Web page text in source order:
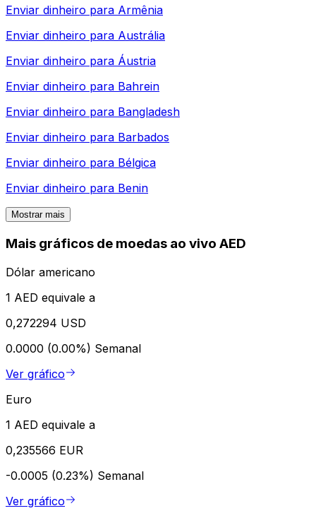
Enviar dinheiro para Armênia
Enviar dinheiro para Austrália
Enviar dinheiro para Áustria
Enviar dinheiro para Bahrein
Enviar dinheiro para Bangladesh
Enviar dinheiro para Barbados
Enviar dinheiro para Bélgica
Enviar dinheiro para Benin
Mostrar mais
Mais gráficos de moedas ao vivo AED
Dólar americano
1 AED equivale a
0,272294 USD
0.0000 (0.00%) Semanal
Ver gráfico
Euro
1 AED equivale a
0,235566 EUR
-0.0005 (0.23%) Semanal
Ver gráfico